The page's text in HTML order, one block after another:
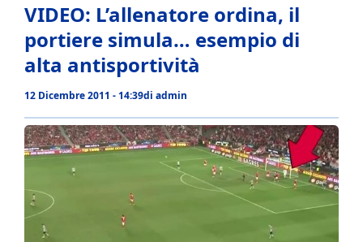
VIDEO: L’allenatore ordina, il
portiere simula… esempio di
alta antisportività
12 Dicembre 2011 - 14:39di admin